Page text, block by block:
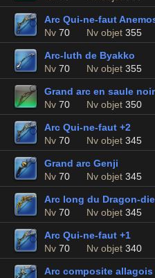
Arc Qui-ne-faut
Nv 70 Nv objet 355
Arc-luth de Byakko
Nv 70 Nv objet 355
Grand arc en saule noir
Nv 70 Nv objet 350
Arc Qui-ne-faut +2
Nv 70 Nv objet 345
Grand arc Genji
Nv 70 Nv objet 345
Arc long du Dragon-
Nv 70 Nv objet 345
Arc Qui-ne-faut +1
Nv 70 Nv objet 340
Arc composite